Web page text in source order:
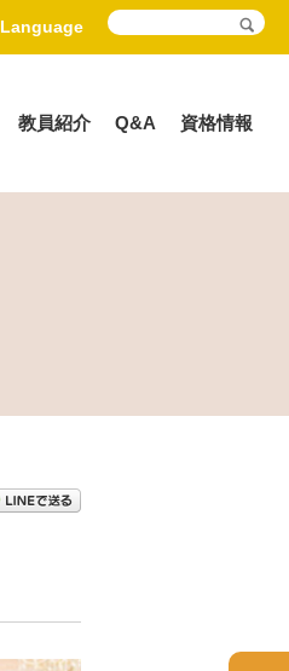
Language
教員紹介 Q&A 資格情報